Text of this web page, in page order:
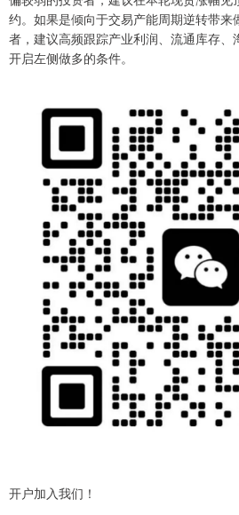
约。如果是倾向于交易产能周期逆转带来
者，建议高频跟踪产业利润、流通库存、
开启左侧做多的条件。
开户加入我们！